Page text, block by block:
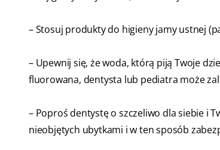
– Stosuj produkty do higieny jamy ustnej
– Upewnij się, że woda, którą piją Twoje
fluorowana, dentysta lub pediatra może
– Poproś dentystę o szczeliwo dla siebie i
nieobjętych ubytkami i w ten sposób